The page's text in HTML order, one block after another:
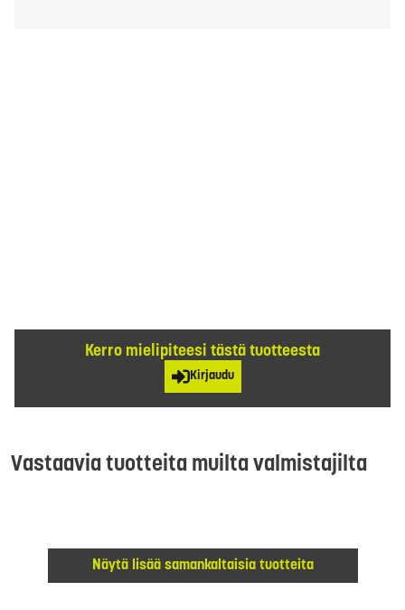
Kerro mielipiteesi tästä tuotteesta
Kirjaudu
Vastaavia tuotteita muilta valmistajilta
Näytä lisää samankaltaisia tuotteita